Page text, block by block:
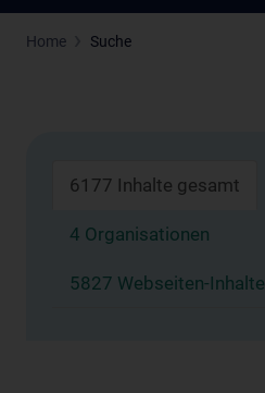
Home Suche
6177 Inhalte gesamt
4 Organisationen
5827 Webseiten-Inhalte